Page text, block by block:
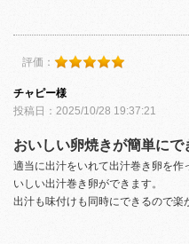
評価：
チャピー様
投稿日：2025/10/28 19:37:21
おいしい卵焼きが簡単にで
適当に出汁をいれて出汁巻き卵を
いしい出汁巻き卵ができます。
出汁も味付けも同時にできるので楽